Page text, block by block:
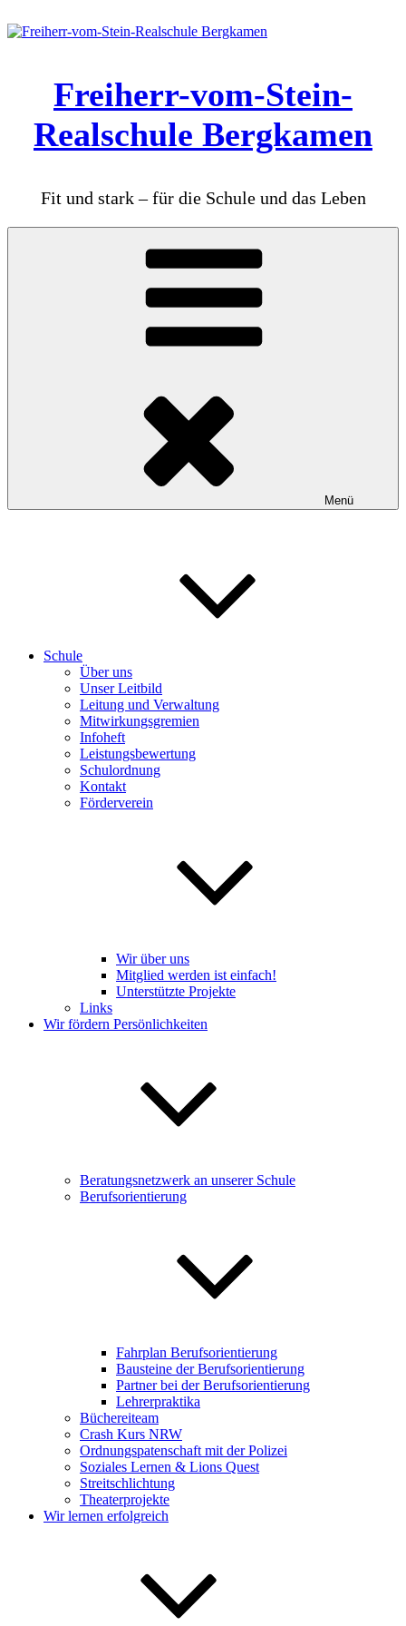
Inhalt
Freiherr-vom-Stein-
Realschule Bergkamen
Fit und stark – für die Schule und das Leben
Menü
Schule
Über uns
Unser Leitbild
Leitung und Verwaltung
Mitwirkungsgremien
Infoheft
Leistungsbewertung
Schulordnung
Kontakt
Förderverein
Wir über uns
Mitglied werden ist einfach!
Unterstützte Projekte
Links
Wir fördern Persönlichkeiten
Beratungsnetzwerk an unserer Schule
Berufsorientierung
Fahrplan Berufsorientierung
Bausteine der Berufsorientierung
Partner bei der Berufsorientierung
Lehrerpraktika
Büchereiteam
Crash Kurs NRW
Ordnungspatenschaft mit der Polizei
Soziales Lernen & Lions Quest
Streitschlichtung
Theaterprojekte
Wir lernen erfolgreich